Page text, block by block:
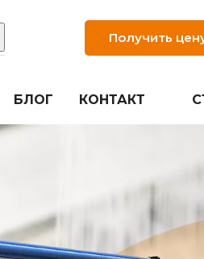
Получить
БЛОГ КОНТАКТ